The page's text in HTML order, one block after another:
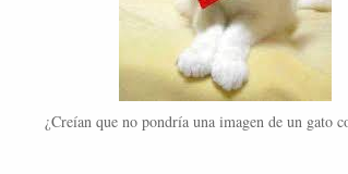
¿Creían que no pondría una imagen de un gato